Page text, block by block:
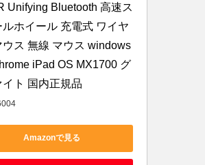
Unifying Bluetooth 高速ス
ルホイール 充電式 ワイヤ
ウス 無線 マウス windows
iPad OS MX1700 グ
イト 国内正規品
Amazonで見る